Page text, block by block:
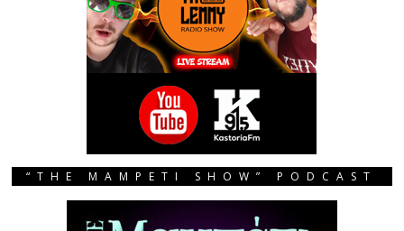
“THE MAMPETI SHOW” PODCAST